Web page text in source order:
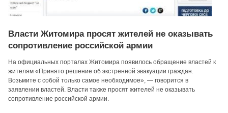
Власти Житомира просят жителей не оказывать
сопротивление российской армии
На официальных порталах Житомира появилось обращение властей к
жителям «Принято решение об экстренной эвакуации граждан.
Возьмите с собой только самое необходимое», — говорится в
заявлении властей. Власти также просят жителей не оказывать
сопротивление российской армии.